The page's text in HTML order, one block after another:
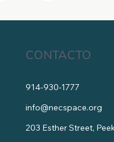
CONTACTO
914-930-1777
info@necspace.org
203 Esther Street,